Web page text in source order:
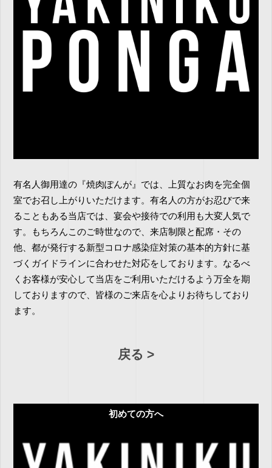
有名人御用達の『焼肉ぽんが』では、上質なお肉を完全個
室でお召し上がりいただけます。有名人の方がお忍びで来
ることもある当店では、宴会や接待での利用も大変人気で
す。もちろんこのご時世なので、来店制限と配席・その
他、都が発行する新型コロナ感染症対策の基本的方針に基
づくガイドラインに合わせた対応をしております。なるべ
くお客様が安心して当店をご利用いただけるよう万全を期
しておりますので、皆様のご来店を心よりお待ちしており
ます。
戻る
初めての方へ